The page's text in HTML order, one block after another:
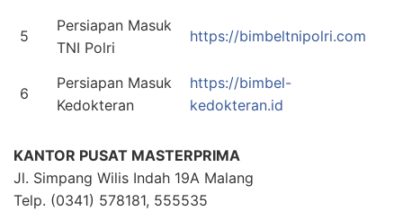
5
Persiapan Masuk
TNI Polri
https://bimbeltnipolri.com
6
Persiapan Masuk
Kedokteran
https://bimbel-
kedokteran.id
KANTOR PUSAT MASTERPRIMA
Jl. Simpang Wilis Indah 19A Malang
Telp. (0341) 578181, 555535